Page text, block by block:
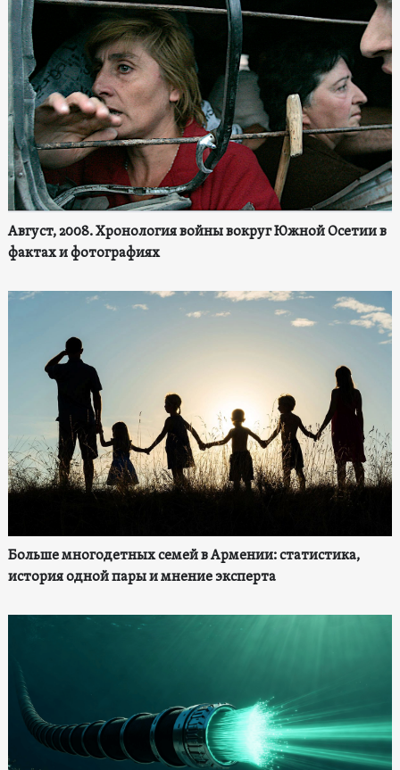
Август, 2008. Хронология войны вокруг Южной Осетии в
фактах и фотографиях
Больше многодетных семей в Армении: статистика,
история одной пары и мнение эксперта